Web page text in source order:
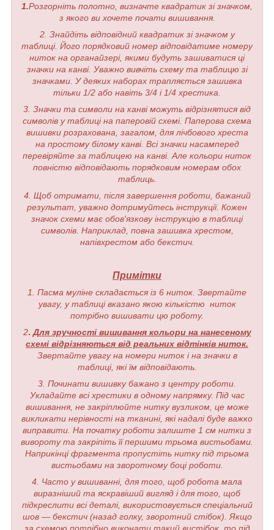
1.Розгорніть полотно, визначте квадратик зі значком,
з якого ви хочете почати вишивання.
2. Знайдіть відповідний квадратик зі значком у
таблиці. Його порядковий номер відповідатиме номеру
ниток на органайзері, якими будуть зашиватися ці
значки на канві. Уважно вивчіть схему та таблицю зі
значками. У деяких наборах трапляється зашивка
тільки 1/2 або навіть 3/4 і 1/4 хрестика.
3. Значки та символи на канві можуть відрізнятися від
символів у таблиці на паперовій схемі. Паперова схема
вишивки розрахована, загалом, для лічбового хреста
на простому білому канві. Всі значки насамперед
перевіряйте за таблицею на канві. Але кольори ниток
повністю відповідають порядковим номерам обох
таблиць.
4. Щоб отримати, після завершення роботи, бажаний
результат, уважно дотримуйтесь інструкції. Кожен
значок схеми має обов'язкову інструкцію в таблиці
символів. Наприклад, повна зашивка хрестом,
напівхрестом або бекстич.
Примітки
1. Пасма муліне складається із 6 ниток. Звертайте
увагу, у таблиці вказано якою кількістю ниток
потрібно вишивати цю роботу.
2. Для зручності вишивання кольори на нанесеному
схемі відрізняються від реальних відтінків ниток.
Звертайте увагу на номери ниток і на значки в
таблиці, які їм відповідають.
3. Починати вишивку бажано з центру роботи.
Укладайте всі хрестики в одному напрямку. Під час
вишивання, не закріплюйте нитку вузликом, це може
викликати нерівності на тканині, які надалі буде важко
виправити. На початку роботи залиште 1 см нитки з
вивороту та закріпіть її першими трьома вистьобами.
Наприкінці фрагмента пропустіть нитку під трьома
вистьобами на зворотному боці роботи.
4. Часто у вишиванні, для того, щоб робота мала
виразніший та яскравіший вигляд і для того, щоб
підкреслити всі деталі, використовується спеціальний
шов — бекстич (назад голку, зворотний стібок). Якщо
за схемою потрібно виконати такий вистібок, то під